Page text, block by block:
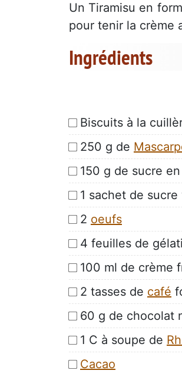
Un Tiramisu en
pour tenir la crème
Ingrédients
Biscuits à la
250 g de
150 g de sucre
1 sachet de sucre
2 oeufs
4 feuilles de
100 ml de crème
2 tasses de café
60 g de chocolat
1 C à soupe de
Cacao